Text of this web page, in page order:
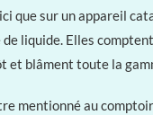
que sur un appareil
liquide. Elles
et blâment toute la
mentionné au